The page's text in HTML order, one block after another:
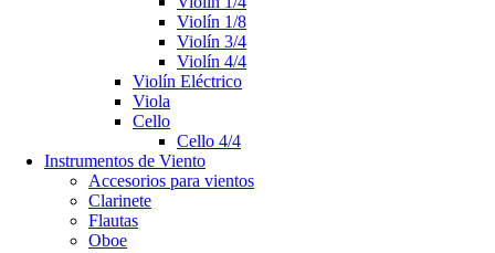
Violín 1/8
Violín 3/4
Violín 4/4
Violín Eléctrico
Viola
Cello
Cello 4/4
Instrumentos de Viento
Accesorios para vientos
Clarinete
Flautas
Oboe